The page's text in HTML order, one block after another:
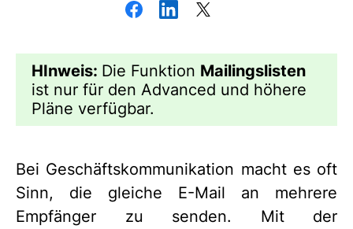
HInweis: Die Funktion Mailingslisten
ist nur für den Advanced und höhere
Pläne verfügbar.
Bei Geschäftskommunikation macht es oft
Sinn, die gleiche E-Mail an mehrere
Empfänger zu senden. Mit der